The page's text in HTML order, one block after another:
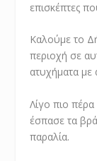
επισκέπτες
Καλούμε το
περιοχή σε
ατυχήματα με
Λίγο πιο πέρα
έσπασε τα
παραλία.